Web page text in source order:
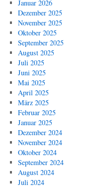
Januar 2026
Dezember 2025
November 2025
Oktober 2025
September 2025
August 2025
Juli 2025
Juni 2025
Mai 2025
April 2025
März 2025
Februar 2025
Januar 2025
Dezember 2024
November 2024
Oktober 2024
September 2024
August 2024
Juli 2024